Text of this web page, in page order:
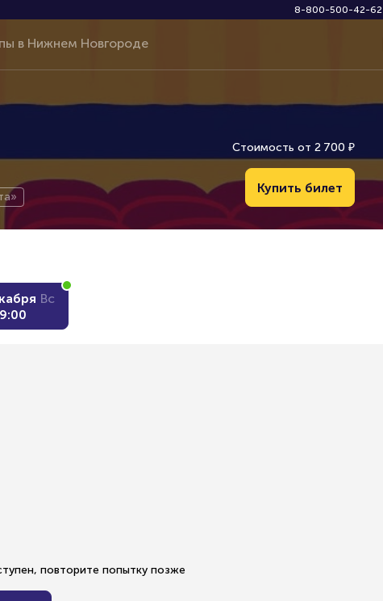
8-800-500-42-62
Стоимость от 2 700 ₽
Купить билет
Вс
повторите попытку позже